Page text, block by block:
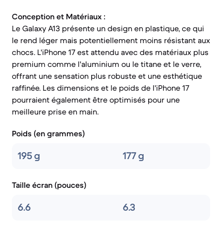
Conception et Matériaux :
Le Galaxy A13 présente un design en plastique, ce qui
le rend léger mais potentiellement moins résistant aux
chocs. L'iPhone 17 est attendu avec des matériaux plus
premium comme l'aluminium ou le titane et le verre,
offrant une sensation plus robuste et une esthétique
raffinée. Les dimensions et le poids de l'iPhone 17
pourraient également être optimisés pour une
meilleure prise en main.
Poids (en grammes)
195 g 177 g
Taille écran (pouces)
6.6 6.3